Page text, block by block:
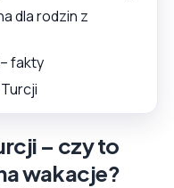
dla rodzin z
fakty
– czy to
wakacje?